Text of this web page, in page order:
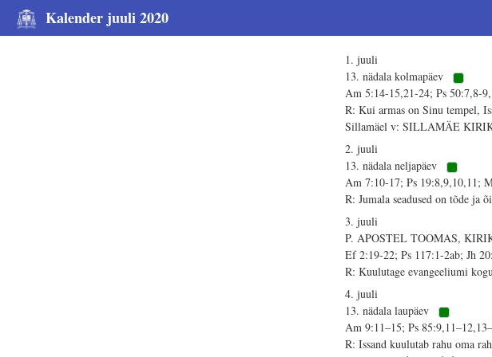
Kalender juuli 2020
1. juuli
13. nädala kolmapäev
Am 5:14-15,21-24; Ps 50:7,8-
R: Kui armas on Sinu tempel,
Sillamäel v: SILLAMÄE
2. juuli
13. nädala neljapäev
Am 7:10-17; Ps 19:8,9,10,11;
R: Jumala seadused on tõde ja
3. juuli
P. APOSTEL TOOMAS,
Ef 2:19-22; Ps 117:1-2ab; Jh
R: Kuulutage evangeeliumi
4. juuli
13. nädala laupäev
Am 9:11–15; Ps
R: Issand kuulutab rahu oma